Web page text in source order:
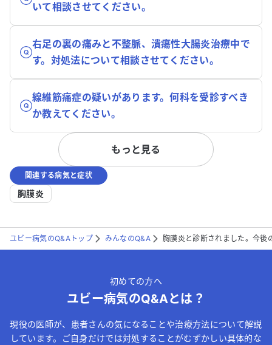
いて相談させてください。
右足の裏の痛みと不整脈、潰瘍性大腸炎治療中で
す。対処法について相談させてください。
線維筋痛症の疑いがあります。何科を受診すべき
か教えてください。
もっと見る
関連する病気と症状
胸膜炎
ユビー病気のQ&Aトップ みんなのQ&A 胸膜炎と診断されました。今後
初めての方へ
ユビー病気のQ&Aとは？
現役の医師が、患者さんの気になることや治療方法について解説
しています。ご自身だけでは対処することがむずかしい具体的な